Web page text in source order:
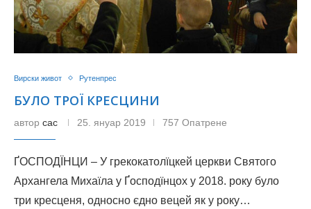
Вирски живот Рутенпрес
БУЛО ТРОЇ КРЕСЦИНИ
автор сас 25. януар 2019 757 Опатрене
ҐОСПОДЇНЦИ – У грекокатолїцкей церкви Святого
Архангела Михаїла у Ґосподїнцох у 2018. року було
три кресценя, односно єдно вецей як у року…